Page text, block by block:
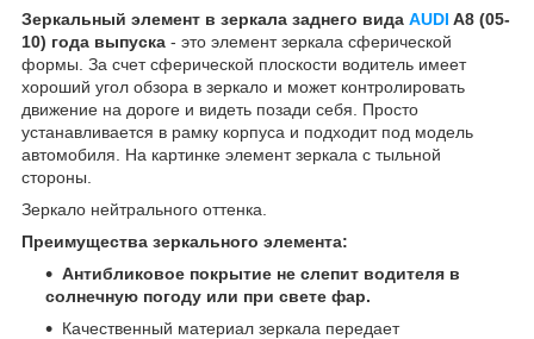
Зеркальный элемент в зеркала заднего вида AUDI A8 (05-
10) года выпуска - это элемент зеркала сферической
формы. За счет сферической плоскости водитель имеет
хороший угол обзора в зеркало и может контролировать
движение на дороге и видеть позади себя. Просто
устанавливается в рамку корпуса и подходит под модель
автомобиля. На картинке элемент зеркала с тыльной
стороны.
Зеркало нейтрального оттенка.
Преимущества зеркального элемента:
Антибликовое покрытие не слепит водителя в
солнечную погоду или при свете фар.
Качественный материал зеркала передает